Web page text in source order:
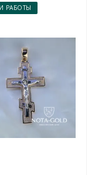
РАБОТЫ